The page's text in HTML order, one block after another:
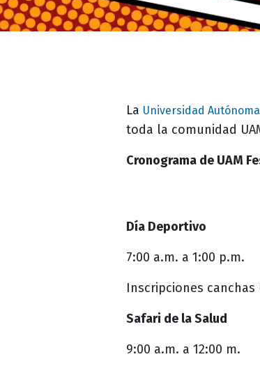
La Universidad
toda la comunidad
Cronograma de UAM
Día Deportivo
7:00 a.m. a 1:00 p.m.
Inscripciones canchas
Safari de la Salud
9:00 a.m. a 12:00 m.